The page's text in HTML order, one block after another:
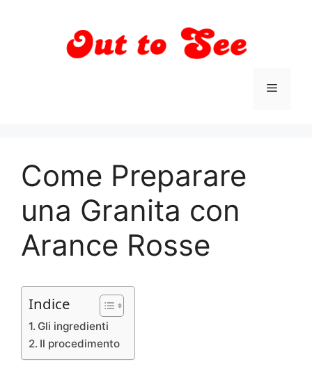
Menu
Come Preparare
una Granita con
Arance Rosse
Indice
Gli ingredienti
Il procedimento